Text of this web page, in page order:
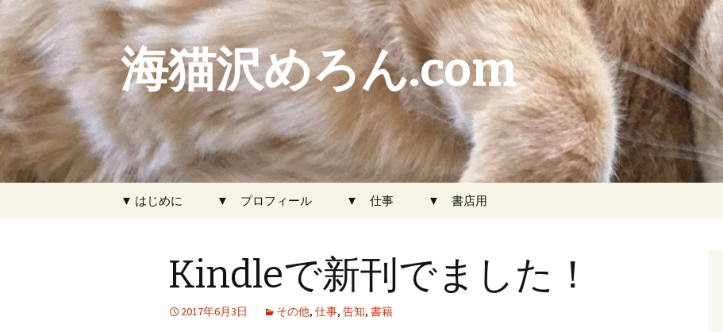
海猫沢めろん.com
▼ はじめに ▼ プロフィール ▼ 仕事 ▼ 書店用
Kindleで新刊でました！
2017年6月3日 その他, 仕事, 告知, 書籍